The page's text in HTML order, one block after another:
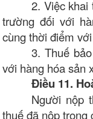
2. Việc khai
trường đối với
cùng thời điểm
3. Thuế
với hàng hóa sản
Điều 11.
Người nộp
thuế đã nộp trong